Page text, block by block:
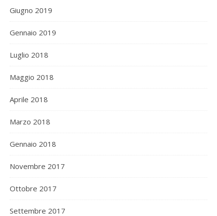
Giugno 2019
Gennaio 2019
Luglio 2018
Maggio 2018
Aprile 2018
Marzo 2018
Gennaio 2018
Novembre 2017
Ottobre 2017
Settembre 2017